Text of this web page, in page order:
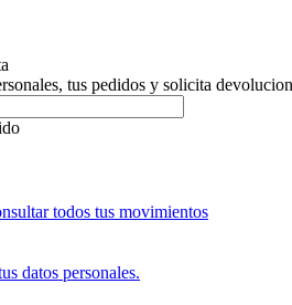
tus pedidos y solicita
todos tus movimientos
datos personales.